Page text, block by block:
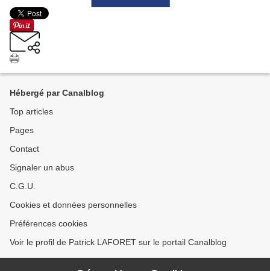
Hébergé par Canalblog
Top articles
Pages
Contact
Signaler un abus
C.G.U.
Cookies et données personnelles
Préférences cookies
Voir le profil de Patrick LAFORET sur le portail Canalblog